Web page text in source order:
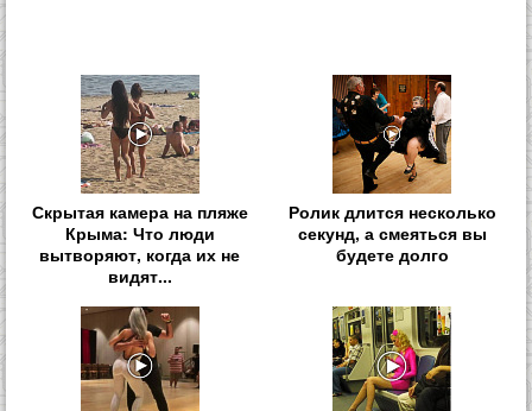
Скрытая камера на пляже
Крыма: Что люди
вытворяют, когда их не
видят...
Ролик длится несколько
секунд, а смеяться вы
будете долго